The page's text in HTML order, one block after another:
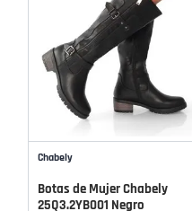
Chabely
Botas de Mujer Chabely
25Q3.2YB001 Negro